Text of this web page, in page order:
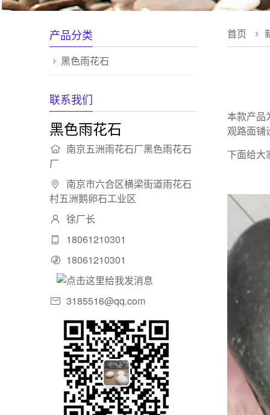
产品分类
黑色雨花石
联系我们
黑色雨花石
南京五洲雨花石厂黑色雨花石
厂
南京市六合区横梁街道雨花石
村五洲鹅卵石工业区
徐厂长
18061210301
18061210301
3185516@qq.com
首页
本款产品
观路面铺
下面给大